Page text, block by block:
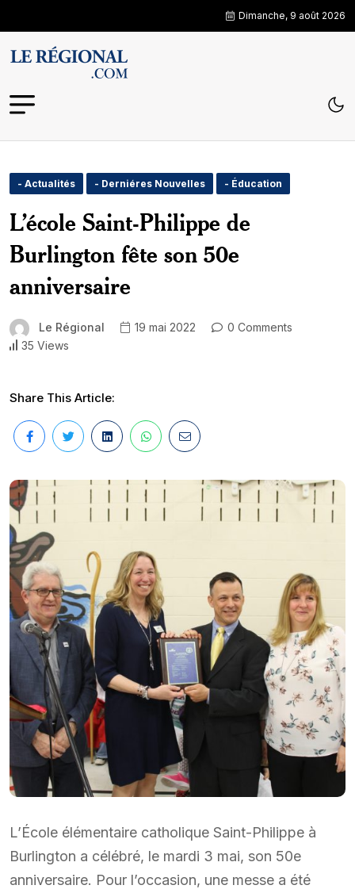
Dimanche, 9 août 2026
- Actualités - Derniéres Nouvelles - Éducation
L’école Saint-Philippe de
Burlington fête son 50e
anniversaire
Le Régional 19 mai 2022
0 Comments
35 Views
Share This Article:
L’École élémentaire catholique Saint-Philippe à
Burlington a célébré, le mardi 3 mai, son 50e
anniversaire. Pour l’occasion, une messe a été